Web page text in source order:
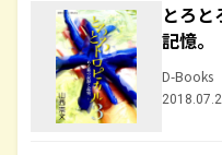
とろ
記憶
D-Books